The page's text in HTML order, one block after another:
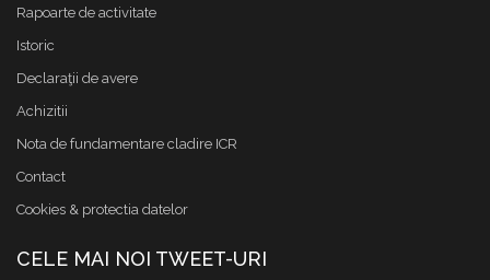
Rapoarte de activitate
Istoric
Declaraţii de avere
Achizitii
Nota de fundamentare cladire ICR
Contact
Cookies & protectia datelor
CELE MAI NOI TWEET-URI